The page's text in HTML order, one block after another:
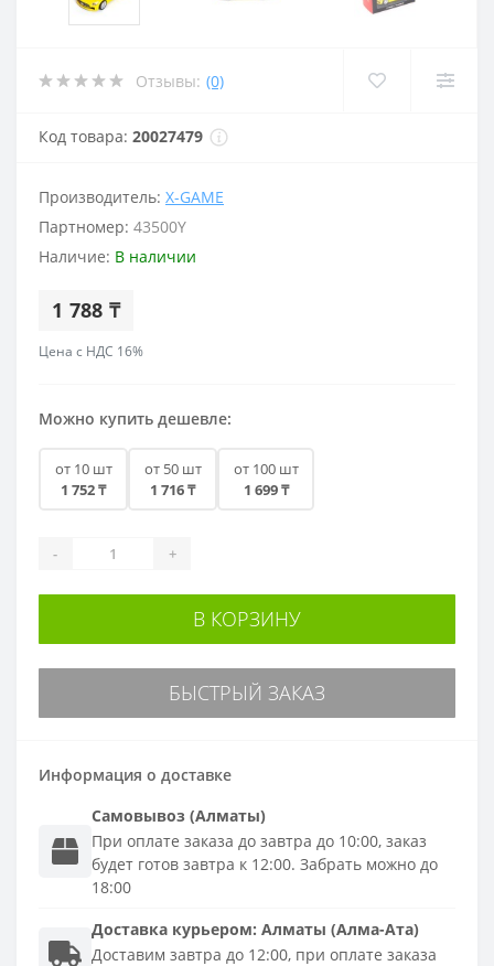
Отзывы: (0)
Код товара: 20027479
Производитель: X-GAME
Партномер: 43500Y
Наличие: В наличии
1 788 ₸
Цена с НДС 16%
Можно купить дешевле:
от 10 шт
1 752 ₸
от 50 шт
1 716 ₸
от 100 шт
1 699 ₸
- +
В КОРЗИНУ
БЫСТРЫЙ ЗАКАЗ
Информация о доставке
Самовывоз (Алматы)
При оплате заказа до завтра до 10:00, заказ
будет готов завтра к 12:00. Забрать можно до
18:00
Доставка курьером: Алматы (Алма-Ата)
Доставим завтра до 12:00, при оплате заказа